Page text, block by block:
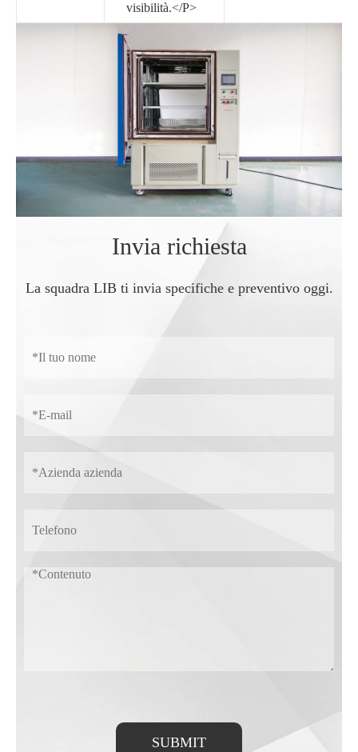
visibilità.</P>
Invia richiesta
La squadra LIB ti invia specifiche e preventivo oggi.
SUBMIT